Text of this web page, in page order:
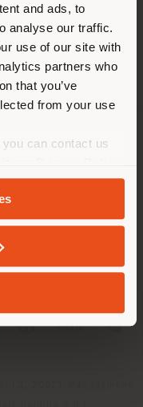
and ads, to
analyse our traffic.
use of our site with
partners who
that you’ve
from your use
can contact us
anderen
Wir
richtig
Einkäufe
(us)